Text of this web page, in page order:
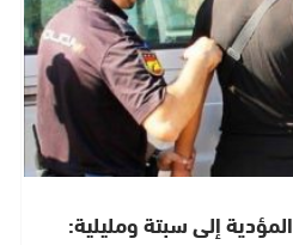
إلى سبتة ومليلية: